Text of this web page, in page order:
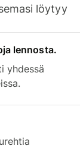
löytyy
lennosta.
yhdessä